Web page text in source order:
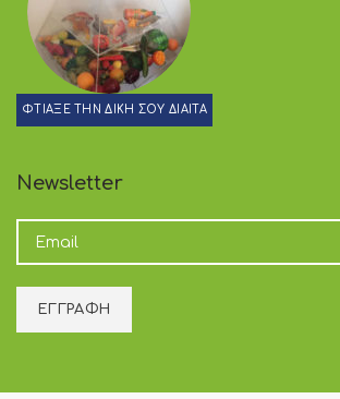
ΦΤΙΑΞΕ ΤΗΝ ΔΙΚΗ ΣΟΥ ΔΙΑΙΤΑ
Newsletter